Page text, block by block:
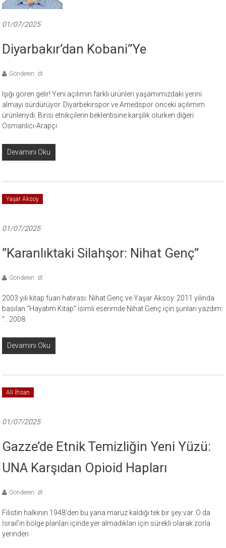
01/07/2025
Diyarbakır’dan Kobani”ye
Gönderen: dt
Işığı gören gelir! Yeni açılımın farklı ürünleri yaşamımızdaki yerini
almayı sürdürüyor. Diyarbekirspor ve Amedspor önceki açılımım
ürünleriydi. Birisi etnikçilerin beklentisine karşılık olurken diğeri
Osmanlıcı-Arapçı
Devamını Oku
Yaşar Aksoy
01/07/2025
”Karanlıktaki Silahşor: Nihat Genç”
Gönderen: dt
2003 yılı kitap fuarı hatırası: Nihat Genç ve Yaşar Aksoy. 2011 yılında
basılan “Hayatım Kitap” isimli eserimde Nihat Genç için şunları yazdım:
“.. 2008
Devamını Oku
Ali İhsan
01/07/2025
Gazze’de Etnik Temizliğin Yeni Yüzü:
UNA Karşıdan Opioid Hapları
Gönderen: dt
Filistin halkının 1948’den bu yana maruz kaldığı tek bir şey var. O da
İsrail’in bölge planları içinde yer almadıkları için sürekli olarak zorla
yerinden